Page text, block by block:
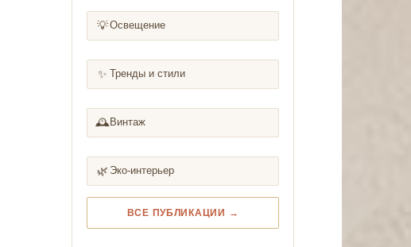
💡Освещение
✨ Тренды и стили
🕰️ Винтаж
🌿 Эко-интерьер
ВСЕ ПУБЛИКАЦИИ →